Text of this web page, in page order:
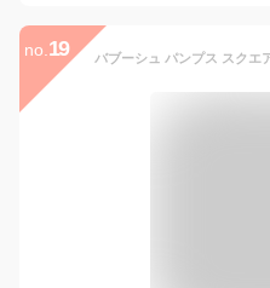
no. 19